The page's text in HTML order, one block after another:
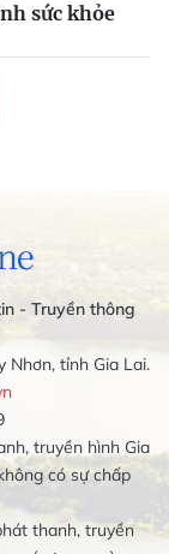
sức khỏe
- Truyền thông
Nhơn, tỉnh Gia Lai.
truyền hình Gia
có sự chấp
thanh, truyền